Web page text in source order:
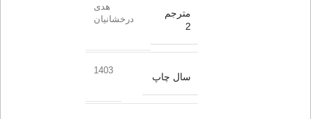
مترجم
2
هدی
درخشانیان
سال چاپ
1403